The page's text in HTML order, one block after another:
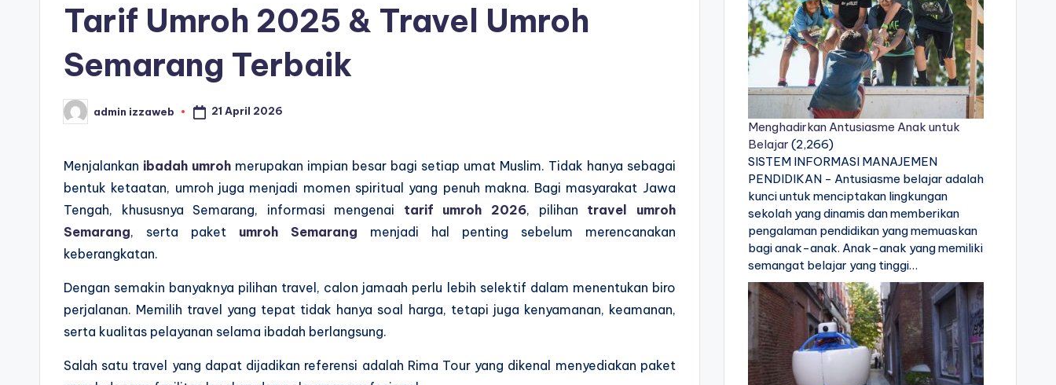
Tarif Umroh 2025 & Travel Umroh
Semarang Terbaik
Posted
by
admin izzaweb 21 April 2026
Menjalankan ibadah umrohmerupakan impian besar bagi setiap umat Muslim. Tidak hanya sebagai
bentuk ketaatan, umroh juga menjadi momen spiritual yang penuh makna. Bagi masyarakat Jawa
Tengah, khususnya Semarang, informasi mengenai tarif umroh 2026, pilihan travel umroh
Semarang, serta paket umroh Semarang menjadi hal penting sebelum merencanakan
keberangkatan.
Dengan semakin banyaknya pilihan travel, calon jamaah perlu lebih selektif dalam menentukan biro
perjalanan. Memilih travel yang tepat tidak hanya soal harga, tetapi juga kenyamanan, keamanan,
serta kualitas pelayanan selama ibadah berlangsung.
Salah satu travel yang dapat dijadikan referensi adalah Rima Touryang dikenal menyediakan paket
Menghadirkan Antusiasme Anak untuk
Belajar (2,266)
SISTEM INFORMASI MANAJEMEN
PENDIDIKAN - Antusiasme belajar adalah
kunci untuk menciptakan lingkungan
sekolah yang dinamis dan memberikan
pengalaman pendidikan yang memuaskan
bagi anak-anak. Anak-anak yang memiliki
semangat belajar yang tinggi…